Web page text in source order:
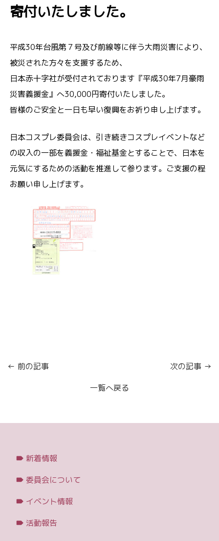
寄付いたしました。
平成30年台風第７号及び前線等に伴う大雨災害により、
被災された方々を支援するため、
日本赤十字社が受付されております『平成30年7月豪雨
災害義援金』へ30,000円寄付いたしました。
皆様のご安全と一日も早い復興をお祈り申し上げます。
日本コスプレ委員会は、引き続きコスプレイベントなど
の収入の一部を義援金・福祉基金とすることで、日本を
元気にするための活動を推進して参ります。ご支援の程
お願い申し上げます。
← 前の記事
次の記事 →
一覧へ戻る
新着情報
委員会について
イベント情報
活動報告